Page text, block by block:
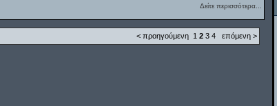
Δείτε περισσότερα...
< προηγούμενη 1 2 3 4 επόμενη >